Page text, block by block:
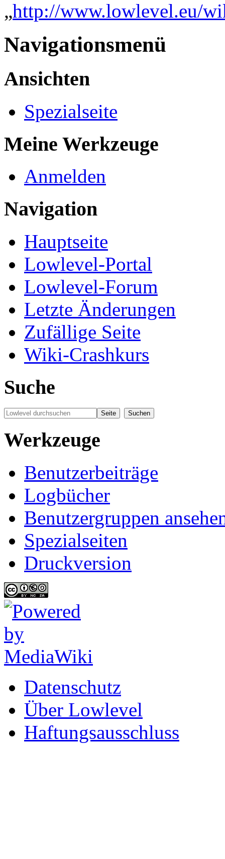
„http://www.lowlevel.eu/
Navigationsmenü
Ansichten
Spezialseite
Meine Werkzeuge
Anmelden
Navigation
Hauptseite
Lowlevel-Portal
Lowlevel-Forum
Letzte Änderungen
Zufällige Seite
Wiki-Crashkurs
Suche
Werkzeuge
Benutzerbeiträge
Logbücher
Benutzergruppen
Spezialseiten
Druckversion
Datenschutz
Über Lowlevel
Haftungsausschluss